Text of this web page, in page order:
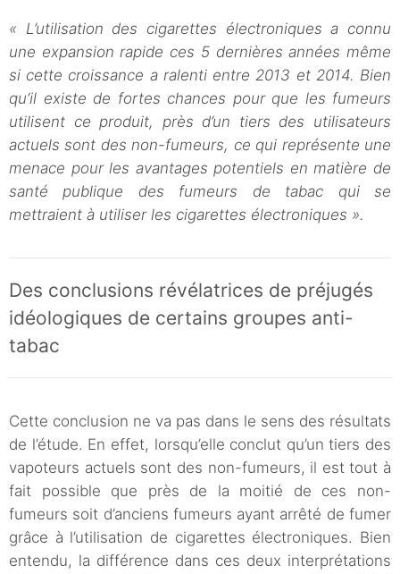
« L’utilisation des cigarettes électroniques a connu
une expansion rapide ces 5 dernières années même
si cette croissance a ralenti entre 2013 et 2014. Bien
qu’il existe de fortes chances pour que les fumeurs
utilisent ce produit, près d’un tiers des utilisateurs
actuels sont des non-fumeurs, ce qui représente une
menace pour les avantages potentiels en matière de
santé publique des fumeurs de tabac qui se
mettraient à utiliser les cigarettes électroniques ».
Des conclusions révélatrices de préjugés
idéologiques de certains groupes anti-
tabac
Cette conclusion ne va pas dans le sens des résultats
de l’étude. En effet, lorsqu’elle conclut qu’un tiers des
vapoteurs actuels sont des non-fumeurs, il est tout à
fait possible que près de la moitié de ces non-
fumeurs soit d’anciens fumeurs ayant arrêté de fumer
grâce à l’utilisation de cigarettes électroniques. Bien
entendu, la différence dans ces deux interprétations